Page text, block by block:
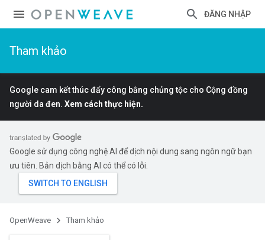
ĐĂNG NHẬP
Tham khảo
Google cam kết thúc đẩy công bằng chủng tộc cho Cộng đồng
người da đen. Xem cách thực hiện.
Google sử dụng công nghệ AI để dịch nội dung sang ngôn ngữ bạn
ưu tiên. Bản dịch bằng AI có thể có lỗi.
OpenWeave Tham khảo